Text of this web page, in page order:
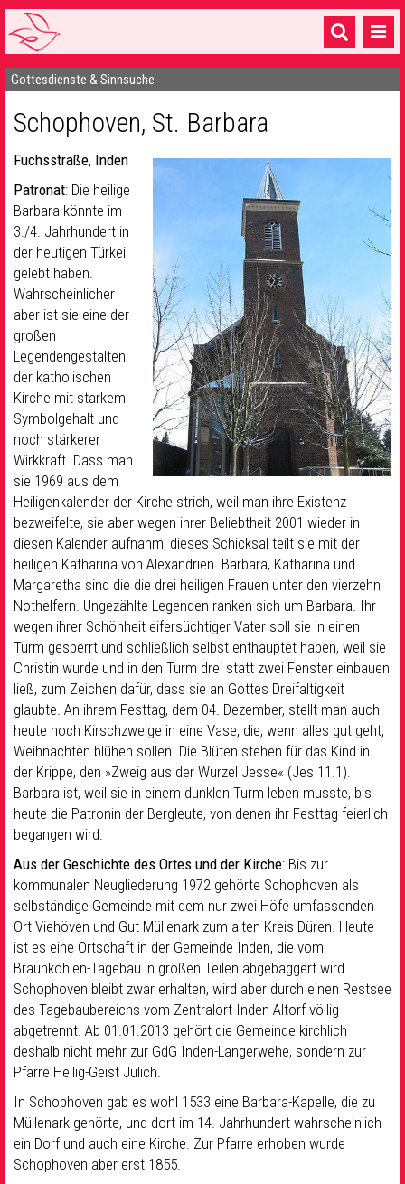
Startseite
1 Pfarrei
16 Gemeinden & mehr
Gottesdienste & Sinnsuche
Sakramente & Feste
Gemeinschaft & Soziales
Musik & Kultur
Seelsorge & Kontakt
Gottesdienste & Sinnsuche
Schophoven, St. Barbara
Fuchsstraße, Inden
Patronat: Die heilige
Barbara könnte im
3./4. Jahrhundert in
der heutigen Türkei
gelebt haben.
Wahrscheinlicher
aber ist sie eine der
großen
Legendengestalten
der katholischen
Kirche mit starkem
Symbolgehalt und
noch stärkerer
Wirkkraft. Dass man
sie 1969 aus dem
Heiligenkalender der Kirche strich, weil man ihre Existenz
bezweifelte, sie aber wegen ihrer Beliebtheit 2001 wieder in
diesen Kalender aufnahm, dieses Schicksal teilt sie mit der
heiligen Katharina von Alexandrien. Barbara, Katharina und
Margaretha sind die die drei heiligen Frauen unter den vierzehn
Nothelfern. Ungezählte Legenden ranken sich um Barbara. Ihr
wegen ihrer Schönheit eifersüchtiger Vater soll sie in einen
Turm gesperrt und schließlich selbst enthauptet haben, weil sie
Christin wurde und in den Turm drei statt zwei Fenster einbauen
ließ, zum Zeichen dafür, dass sie an Gottes Dreifaltigkeit
glaubte. An ihrem Festtag, dem 04. Dezember, stellt man auch
heute noch Kirschzweige in eine Vase, die, wenn alles gut geht,
Weihnachten blühen sollen. Die Blüten stehen für das Kind in
der Krippe, den »Zweig aus der Wurzel Jesse« (Jes 11.1).
Barbara ist, weil sie in einem dunklen Turm leben musste, bis
heute die Patronin der Bergleute, von denen ihr Festtag feierlich
begangen wird.
Aus der Geschichte des Ortes und der Kirche: Bis zur
kommunalen Neugliederung 1972 gehörte Schophoven als
selbständige Gemeinde mit dem nur zwei Höfe umfassenden
Ort Viehöven und Gut Müllenark zum alten Kreis Düren. Heute
ist es eine Ortschaft in der Gemeinde Inden, die vom
Braunkohlen-Tagebau in großen Teilen abgebaggert wird.
Schophoven bleibt zwar erhalten, wird aber durch einen Restsee
des Tagebaubereichs vom Zentralort Inden-Altorf völlig
abgetrennt. Ab 01.01.2013 gehört die Gemeinde kirchlich
deshalb nicht mehr zur GdG Inden-Langerwehe, sondern zur
Pfarre Heilig-Geist Jülich.
In Schophoven gab es wohl 1533 eine Barbara-Kapelle, die zu
Müllenark gehörte, und dort im 14. Jahrhundert wahrscheinlich
ein Dorf und auch eine Kirche. Zur Pfarre erhoben wurde
Schophoven aber erst 1855.